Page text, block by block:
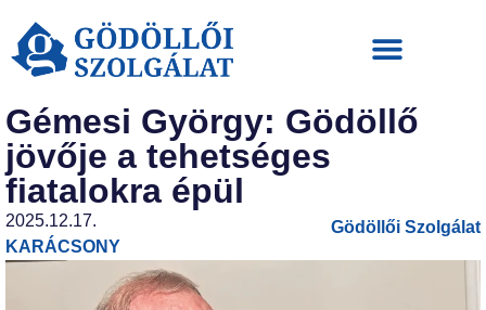
Gémesi György: Gödöllő
jövője a tehetséges
fiatalokra épül
2025.12.17.
KARÁCSONY
Gödöllői Szolgálat